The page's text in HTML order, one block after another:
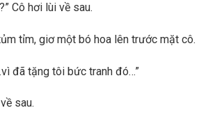
Cô hơi lùi về sau.
tỉm, giơ một bó hoa lên trước mặt cô.
đã tặng tôi bức tranh đó…”
sau.